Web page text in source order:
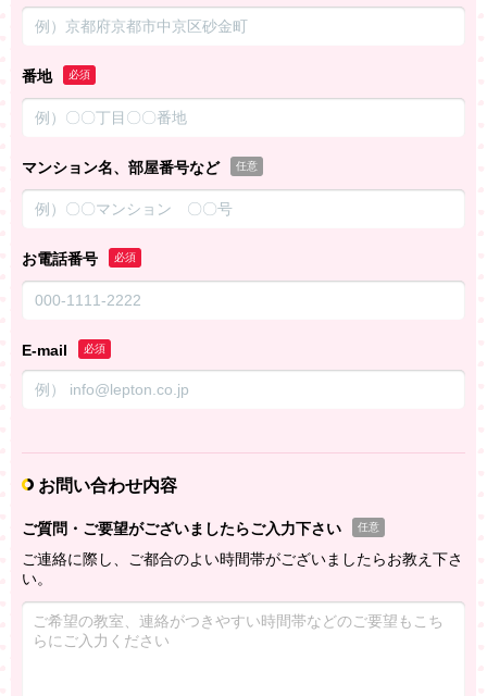
番地 必須
マンション名、部屋番号など 任意
お電話番号 必須
E-mail 必須
お問い合わせ内容
ご質問・ご要望がございましたらご入力下さい 任意
ご連絡に際し、ご都合のよい時間帯がございましたらお教え下さ
い。